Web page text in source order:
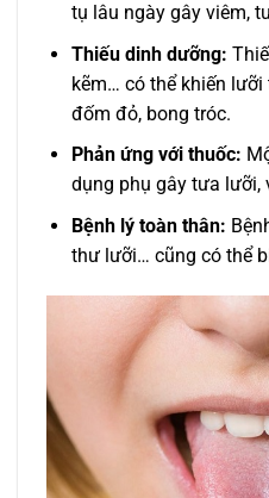
tụ lâu ngày gây viêm,
Thiếu dinh dưỡng:
kẽm… có thể khiến
đốm đỏ, bong tróc.
Phản ứng với thuốc:
dụng phụ gây tưa lưỡi,
Bệnh lý toàn thân:
thư lưỡi… cũng có thể